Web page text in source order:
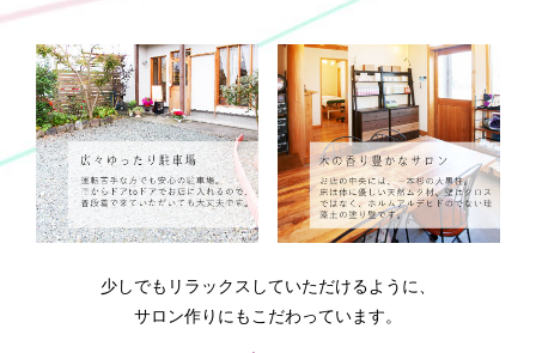
少しでもリラックスしていただけるように、
サロン作りにもこだわっています。